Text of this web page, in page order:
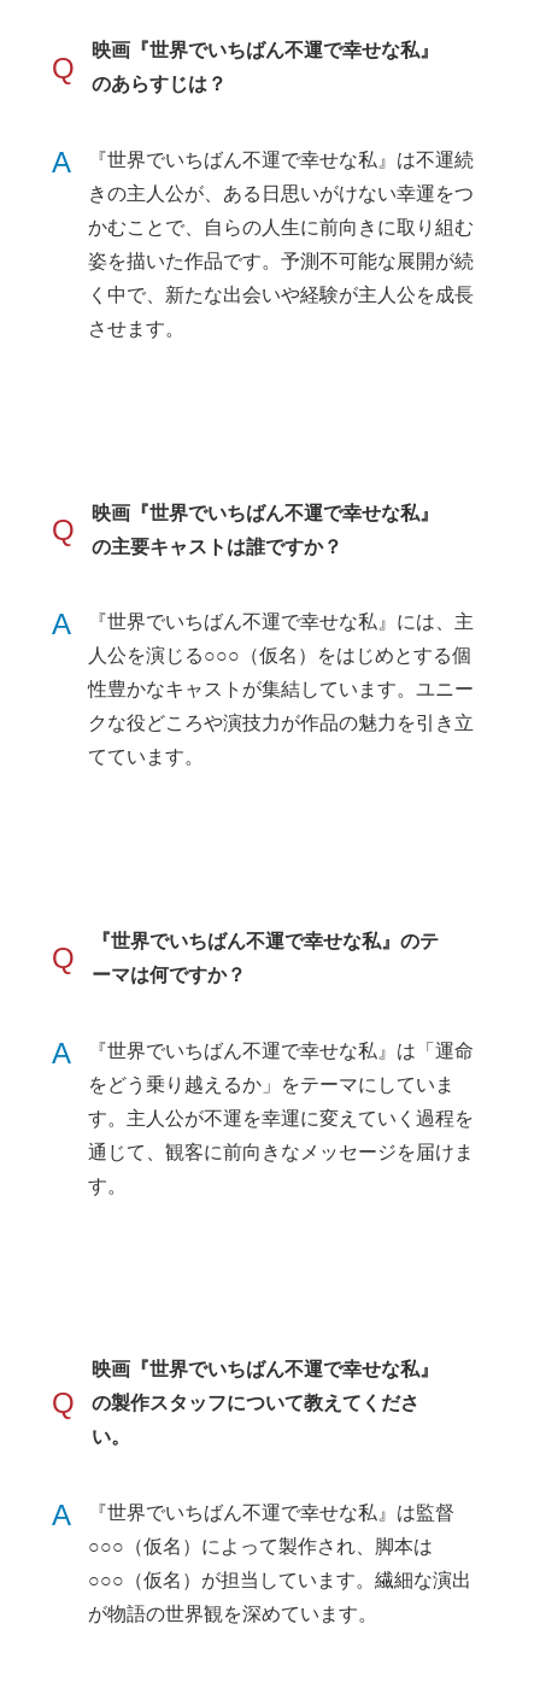
Q
映画『世界でいちばん不運で幸せな私』
のあらすじは？
A
『世界でいちばん不運で幸せな私』は不運続
きの主人公が、ある日思いがけない幸運をつ
かむことで、自らの人生に前向きに取り組む
姿を描いた作品です。予測不可能な展開が続
く中で、新たな出会いや経験が主人公を成長
させます。
Q
映画『世界でいちばん不運で幸せな私』
の主要キャストは誰ですか？
A
『世界でいちばん不運で幸せな私』には、主
人公を演じる○○○（仮名）をはじめとする個
性豊かなキャストが集結しています。ユニー
クな役どころや演技力が作品の魅力を引き立
てています。
Q
『世界でいちばん不運で幸せな私』のテ
ーマは何ですか？
A
『世界でいちばん不運で幸せな私』は「運命
をどう乗り越えるか」をテーマにしていま
す。主人公が不運を幸運に変えていく過程を
通じて、観客に前向きなメッセージを届けま
す。
Q
映画『世界でいちばん不運で幸せな私』
の製作スタッフについて教えてくださ
い。
A
『世界でいちばん不運で幸せな私』は監督
○○○（仮名）によって製作され、脚本は
○○○（仮名）が担当しています。繊細な演出
が物語の世界観を深めています。